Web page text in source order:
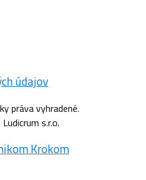
údajov
práva vyhradené.
s.r.o.